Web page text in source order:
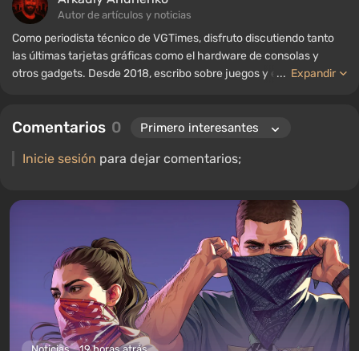
Autor de artículos y noticias
Como periodista técnico de VGTimes, disfruto discutiendo tanto
las últimas tarjetas gráficas como el hardware de consolas y
otros gadgets. Desde 2018, escribo sobre juegos y equipos; mi
audio, y mi amor por la electrónica me ha llevado a estudiar el
nuevo e interesante en el ámbito del hardware para juegos.
... Expandir
Comentarios 0
Inicie sesión para dejar comentarios;